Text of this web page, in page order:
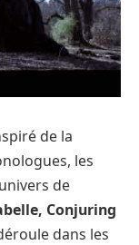
de la
les
de
Conjuring
dans les